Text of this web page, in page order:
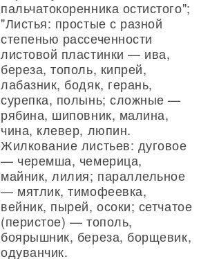
пальчатокоренника остистого";
"Листья: простые с разной
степенью рассеченности
листовой пластинки — ива,
береза, тополь, кипрей,
лабазник, бодяк, герань,
сурепка, полынь; сложные —
рябина, шиповник, малина,
чина, клевер, люпин.
Жилкование листьев: дуговое
— черемша, чемерица,
майник, лилия; параллельное
— мятлик, тимофеевка,
вейник, пырей, осоки; сетчатое
(перистое) — тополь,
боярышник, береза, борщевик,
одуванчик.